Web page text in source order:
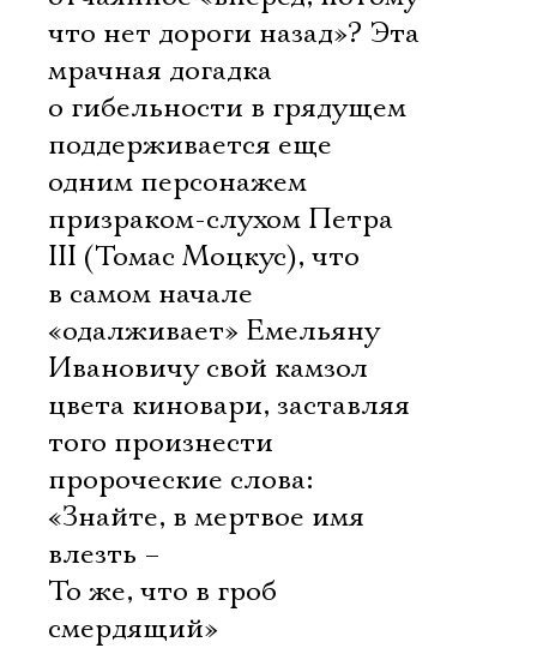
что нет дороги назад»? Эта
мрачная догадка
о гибельности в грядущем
поддерживается еще
одним персонажем 
призраком-слухом Петра
III (Томас Моцкус), что
в самом начале
«одалживает» Емельяну
Ивановичу свой камзол
цвета киновари, заставляя
того произнести
пророческие слова:
«Знайте, в мертвое имя
влезть –
То же, что в гроб
смердящий»
Электропочта
Имя
Ознакомиться